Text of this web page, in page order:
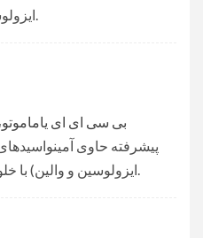
بی سی ای ای یاماموتو
پیشرفته حاوی